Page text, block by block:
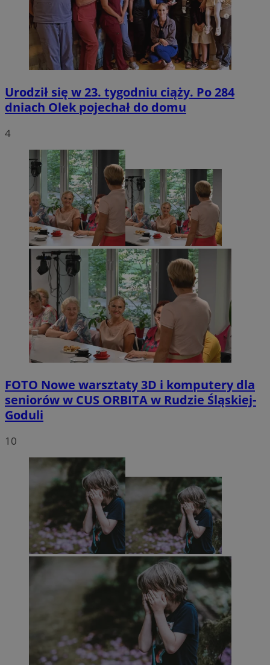
Urodził się w 23. tygodniu ciąży. Po 284
dniach Olek pojechał do domu
4
FOTO Nowe warsztaty 3D i komputery dla
seniorów w CUS ORBITA w Rudzie Śląskiej-
Goduli
10